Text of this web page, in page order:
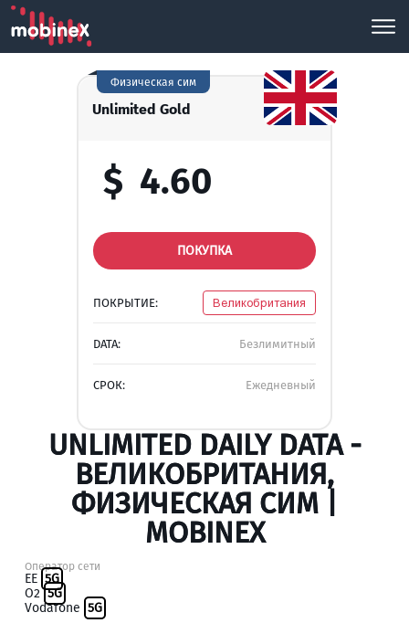
Unlimited Gold
Физическая сим
$ 4.60
ПОКУПКА
ПОКРЫТИЕ: Великобритания
DATA: Безлимитный
СРОК: Ежедневный
UNLIMITED DAILY DATA -
ВЕЛИКОБРИТАНИЯ,
ФИЗИЧЕСКАЯ СИМ |
MOBINEX
Оператор сети
EE 5G
O2 5G
Vodafone 5G